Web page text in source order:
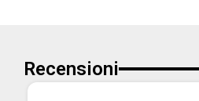
Recensioni